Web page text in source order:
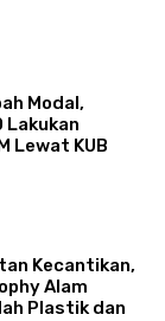
Modal,
Lakukan
Lewat KUB
Kecantikan,
Alam
Plastik dan